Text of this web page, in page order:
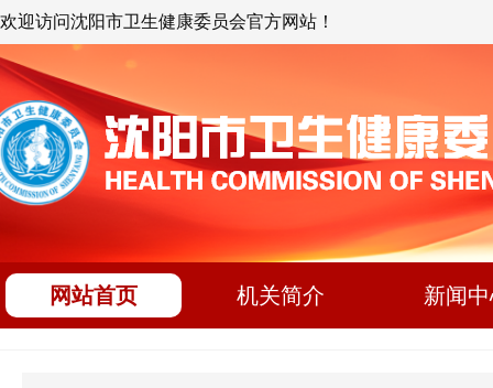
欢迎访问沈阳市卫生健康委员会官方网站！
网站首页 机关简介 新闻